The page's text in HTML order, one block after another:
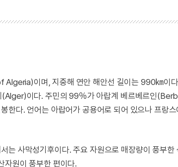
이며, 지중해 연안 해안선 길이는 990㎞이
이다. 주민의 99％가 아랍계 베르베르인
한다. 언어는 아랍어가 공용어로 되어 있으나 프랑
는 사막성기후이다. 주요 자원으로 매장량이 풍부한
자원이 풍부한 편이다.